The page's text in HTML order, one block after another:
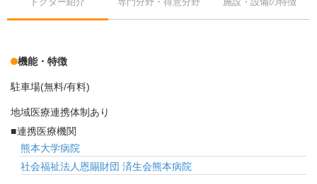
機能・特徴
駐車場(無料/有料)
地域医療連携体制あり
連携医療機関
熊本大学病院
社会福祉法人恩賜財団 済生会熊本病院